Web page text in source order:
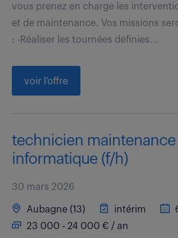
vous prenez en charge les
et de maintenance. Vos missions
: -Réaliser les tournées définies...
voir l'offre
technicien maintenance
informatique (f/h)
30 mars 2026
Aubagne (13) intérim
23 000 - 24 000 € / an